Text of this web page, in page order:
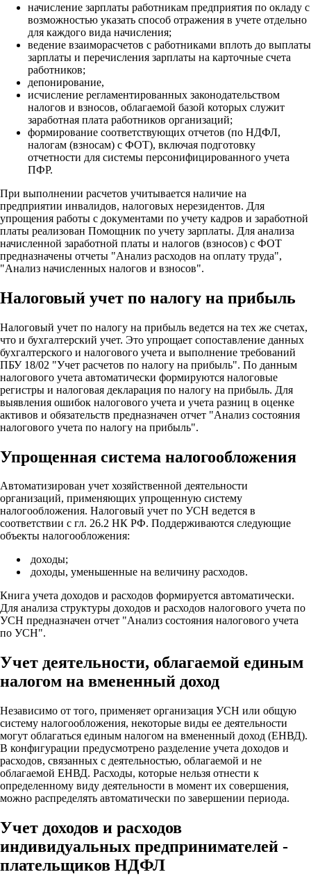
начисление зарплаты работникам предприятия по окладу с
возможностью указать способ отражения в учете отдельно
для каждого вида начисления;
ведение взаиморасчетов с работниками вплоть до выплаты
зарплаты и перечисления зарплаты на карточные счета
работников;
депонирование,
исчисление регламентированных законодательством
налогов и взносов, облагаемой базой которых служит
заработная плата работников организаций;
формирование соответствующих отчетов (по НДФЛ,
налогам (взносам) с ФОТ), включая подготовку
отчетности для системы персонифицированного учета
ПФР.
При выполнении расчетов учитывается наличие на
предприятии инвалидов, налоговых нерезидентов. Для
упрощения работы с документами по учету кадров и заработной
платы реализован Помощник по учету зарплаты. Для анализа
начисленной заработной платы и налогов (взносов) с ФОТ
предназначены отчеты "Анализ расходов на оплату труда",
"Анализ начисленных налогов и взносов".
Налоговый учет по налогу на прибыль
Налоговый учет по налогу на прибыль ведется на тех же счетах,
что и бухгалтерский учет. Это упрощает сопоставление данных
бухгалтерского и налогового учета и выполнение требований
ПБУ 18/02 "Учет расчетов по налогу на прибыль". По данным
налогового учета автоматически формируются налоговые
регистры и налоговая декларация по налогу на прибыль. Для
выявления ошибок налогового учета и учета разниц в оценке
активов и обязательств предназначен отчет "Анализ состояния
налогового учета по налогу на прибыль".
Упрощенная система налогообложения
Автоматизирован учет хозяйственной деятельности
организаций, применяющих упрощенную систему
налогообложения. Налоговый учет по УСН ведется в
соответствии с гл. 26.2 НК РФ. Поддерживаются следующие
объекты налогообложения:
доходы;
доходы, уменьшенные на величину расходов.
Книга учета доходов и расходов формируется автоматически.
Для анализа структуры доходов и расходов налогового учета по
УСН предназначен отчет "Анализ состояния налогового учета
по УСН".
Учет деятельности, облагаемой единым
налогом на вмененный доход
Независимо от того, применяет организация УСН или общую
систему налогообложения, некоторые виды ее деятельности
могут облагаться единым налогом на вмененный доход (ЕНВД).
В конфигурации предусмотрено разделение учета доходов и
расходов, связанных с деятельностью, облагаемой и не
облагаемой ЕНВД. Расходы, которые нельзя отнести к
определенному виду деятельности в момент их совершения,
можно распределять автоматически по завершении периода.
Учет доходов и расходов
индивидуальных предпринимателей -
плательщиков НДФЛ